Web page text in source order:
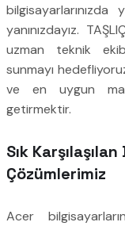
yanınızdayız.
uzman teknik
sunmayı
ve en uygun
getirmektir.
Sık
Çözümlerimiz
Acer